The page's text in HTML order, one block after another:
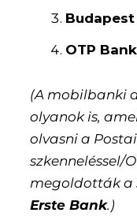
OTP Bank
(A mobilbanki
olyanok is,
olvasni a
szkenneléssel/
megoldották a
Erste Bank.)